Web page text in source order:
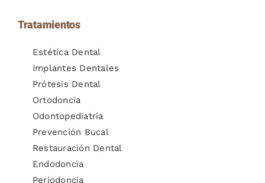
Tratamientos
Estética Dental
Implantes Dentales
Prótesis Dental
Ortodoncia
Odontopediatría
Prevención Bucal
Restauración Dental
Endodoncia
Periodoncia